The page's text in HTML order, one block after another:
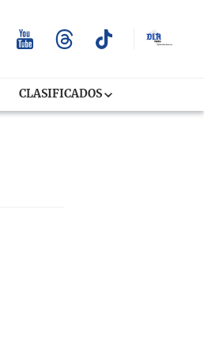
CLASIFICADOS